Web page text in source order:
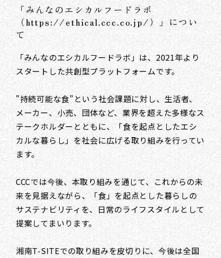
「みんなのエシカルフードラボ
（https://ethical.ccc.co.jp/）」につい
て
「みんなのエシカルフードラボ」は、2021年より
スタートした共創型プラットフォームです。
"持続可能な食"という社会課題に対し、生活者、
メーカー、小売、団体など、業界を超えた多様なス
テークホルダーとともに、「食を起点としたエシ
カルな暮らし」を社会に広げる取り組みを行ってい
ます。
CCCでは今後、本取り組みを通じて、これからの未
来を見据えながら、「食」を起点とした暮らしの
サステナビリティを、日常のライフスタイルとして
提案してまいります。
湘南T-SITEでの取り組みを皮切りに、今後は全国